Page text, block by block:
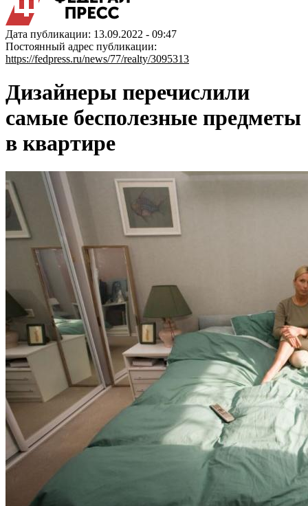
Дата публикации: 13.09.2022 - 09:47
Постоянный адрес публикации:
https://fedpress.ru/news/77/realty/3095313
Дизайнеры перечислили
самые бесполезные предметы
в квартире